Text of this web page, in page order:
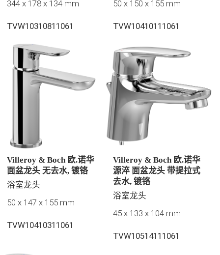
344 x 178 x 134 mm
TVW10310811061
50 x 150 x 155 mm
TVW10410111061
Villeroy & Boch 欧.诺华
面盆龙头 无去水, 镀铬
浴室龙头
50 x 147 x 155 mm
TVW10410311061
Villeroy & Boch 欧.诺华
源淬 面盆龙头 带提拉式
去水, 镀铬
浴室龙头
45 x 133 x 104 mm
TVW10514111061